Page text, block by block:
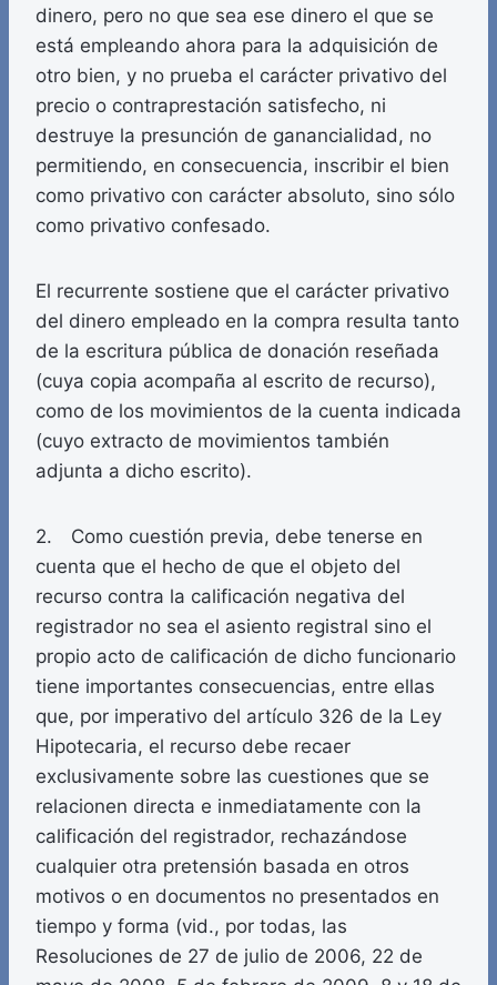
dinero, pero no que sea ese dinero el que se
está empleando ahora para la adquisición de
otro bien, y no prueba el carácter privativo del
precio o contraprestación satisfecho, ni
destruye la presunción de ganancialidad, no
permitiendo, en consecuencia, inscribir el bien
como privativo con carácter absoluto, sino sólo
como privativo confesado.
El recurrente sostiene que el carácter privativo
del dinero empleado en la compra resulta tanto
de la escritura pública de donación reseñada
(cuya copia acompaña al escrito de recurso),
como de los movimientos de la cuenta indicada
(cuyo extracto de movimientos también
adjunta a dicho escrito).
2. Como cuestión previa, debe tenerse en
cuenta que el hecho de que el objeto del
recurso contra la calificación negativa del
registrador no sea el asiento registral sino el
propio acto de calificación de dicho funcionario
tiene importantes consecuencias, entre ellas
que, por imperativo del artículo 326 de la Ley
Hipotecaria, el recurso debe recaer
exclusivamente sobre las cuestiones que se
relacionen directa e inmediatamente con la
calificación del registrador, rechazándose
cualquier otra pretensión basada en otros
motivos o en documentos no presentados en
tiempo y forma (vid., por todas, las
Resoluciones de 27 de julio de 2006, 22 de